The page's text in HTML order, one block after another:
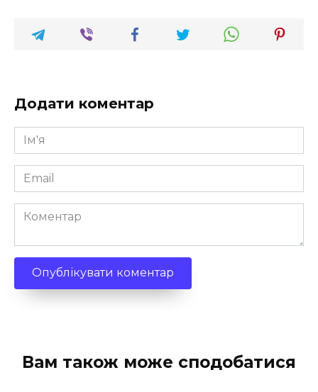
Додати коментар
Ім'я
*
Email
*
Коментар
Вам також може сподобатися